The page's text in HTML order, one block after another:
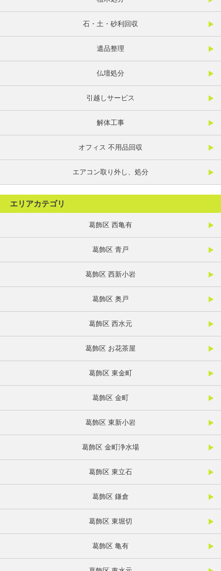
石・土・砂利回収
遺品整理
仏壇処分
引越しサービス
解体工事
オフィス 不用品回収
エアコン取り外し、処分
エリアカテゴリ
葛飾区 西亀有
葛飾区 青戸
葛飾区 西新小岩
葛飾区 奥戸
葛飾区 西水元
葛飾区 お花茶屋
葛飾区 東金町
葛飾区 金町
葛飾区 東新小岩
葛飾区 金町浄水場
葛飾区 東立石
葛飾区 鎌倉
葛飾区 東堀切
葛飾区 亀有